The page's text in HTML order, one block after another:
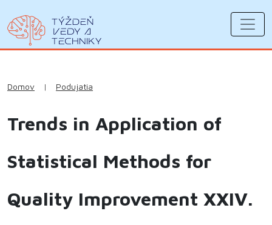
Domov | Podujatia
Trends in Application of
Statistical Methods for
Quality Improvement XXIV.